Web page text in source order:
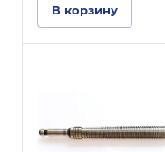
В корзину